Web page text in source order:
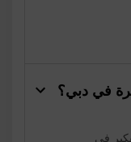
في دبي؟
في